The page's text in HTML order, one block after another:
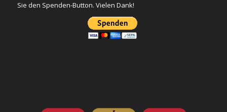
Sie den Spenden-Button. Vielen Dank!